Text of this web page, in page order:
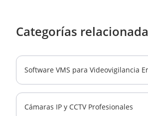
Categorías
Software VMS para Videovigilancia
Cámaras IP y CCTV Profesionales